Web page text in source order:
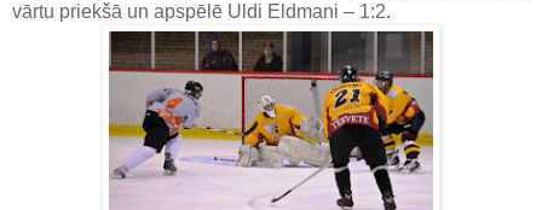
vārtu priekšā un apspēlē Uldi Eldmani – 1:2.